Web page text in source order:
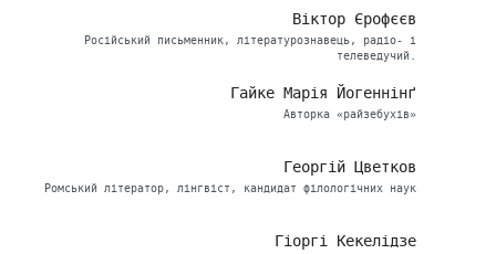
Віктор Єрофєєв
Російський письменник, літературознавець, радіо- і
телеведучий.
Гайке Марія Йогеннінґ
Авторка «райзебухів»
Георгій Цветков
Ромський літератор, лінгвіст, кандидат філологічних наук
Гіоргі Кекелідзе